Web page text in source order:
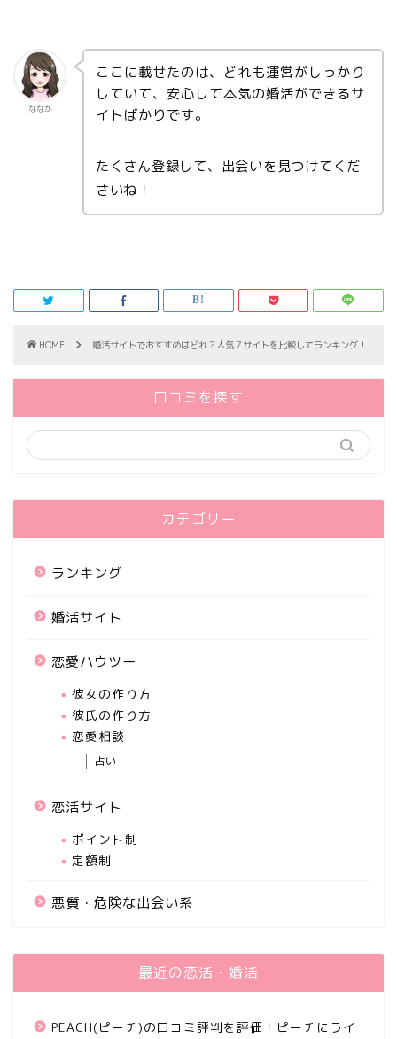
ななか
ここに載せたのは、どれも運営がしっかり
していて、安心して本気の婚活ができるサ
イトばかりです。
たくさん登録して、出会いを見つけてくだ
さいね！
HOME 婚活サイトでおすすめはどれ？人気７サイトを比較してランキング！
口コミを探す
カテゴリー
ランキング
婚活サイト
恋愛ハウツー
彼女の作り方
彼氏の作り方
恋愛相談
占い
恋活サイト
ポイント制
定額制
悪質・危険な出会い系
最近の恋活・婚活
PEACH(ピーチ)の口コミ評判を評価！ピーチにライ